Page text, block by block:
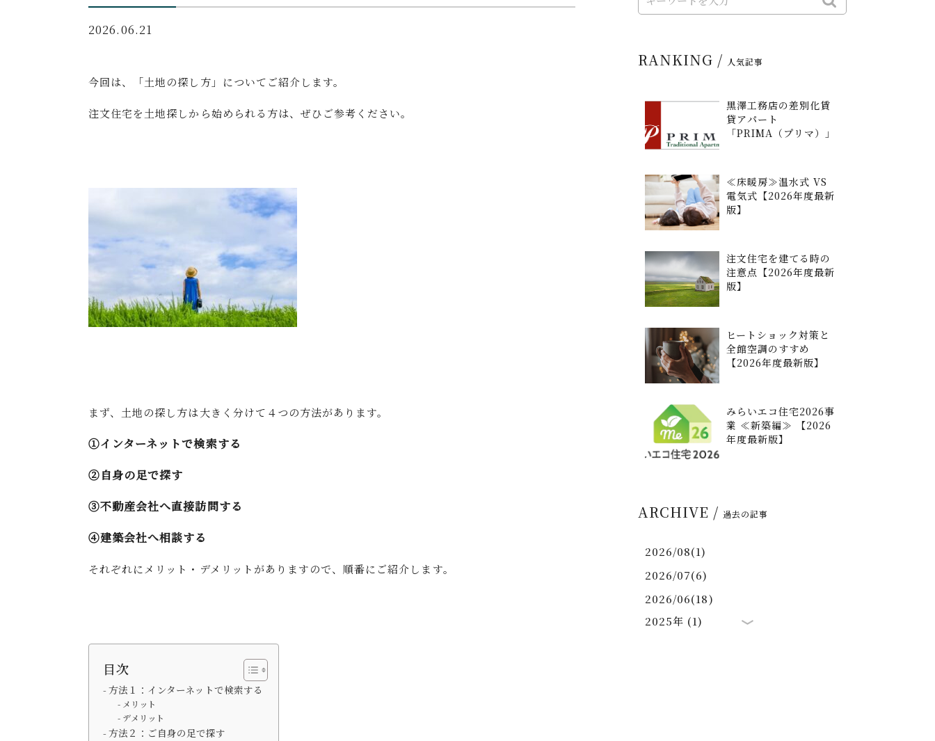
2026.06.21
今回は、「土地の探し方」についてご紹介します。
注文住宅を土地探しから始められる方は、ぜひご参考ください。
まず、土地の探し方は大きく分けて４つの方法があります。
①インターネットで検索する
②自身の足で探す
③不動産会社へ直接訪問する
④建築会社へ相談する
それぞれにメリット・デメリットがありますので、順番にご紹介します。
目次
方法１：インターネットで検索する
メリット
デメリット
方法２：ご自身の足で探す
RANKING / 人気記事
黒澤工務店の差別化賃
貸アパート
「PRIMA（プリマ）」
≪床暖房≫温水式 VS
電気式【2026年度最新
版】
注文住宅を建てる時の
注意点【2026年度最新
版】
ヒートショック対策と
全館空調のすすめ
【2026年度最新版】
みらいエコ住宅2026事
業 ≪新築編≫ 【2026
年度最新版】
ARCHIVE / 過去の記事
2026/08(1)
2026/07(6)
2026/06(18)
2025年 (1)